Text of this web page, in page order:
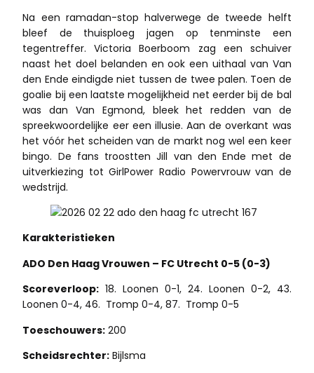
Na een ramadan-stop halverwege de tweede helft
bleef de thuisploeg jagen op tenminste een
tegentreffer. Victoria Boerboom zag een schuiver
naast het doel belanden en ook een uithaal van Van
den Ende eindigde niet tussen de twee palen. Toen de
goalie bij een laatste mogelijkheid net eerder bij de bal
was dan Van Egmond, bleek het redden van de
spreekwoordelijke eer een illusie. Aan de overkant was
het vóór het scheiden van de markt nog wel een keer
bingo. De fans troostten Jill van den Ende met de
uitverkiezing tot GirlPower Radio Powervrouw van de
wedstrijd.
Karakteristieken
ADO Den Haag Vrouwen – FC Utrecht 0-5 (0-3)
Scoreverloop: 18. Loonen 0-1, 24. Loonen 0-2, 43.
Loonen 0-4, 46. Tromp 0-4, 87. Tromp 0-5
Toeschouwers: 200
Scheidsrechter: Bijlsma